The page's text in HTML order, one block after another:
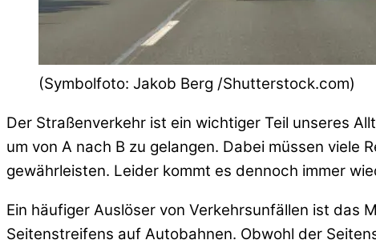
(Symbolfoto: Jakob Berg /Shutterstock.com)
Der Straßenverkehr ist ein wichtiger Teil unseres
um von A nach B zu gelangen. Dabei müssen
gewährleisten. Leider kommt es dennoch immer
Ein häufiger Auslöser von Verkehrsunfällen ist das
Seitenstreifens auf Autobahnen. Obwohl der